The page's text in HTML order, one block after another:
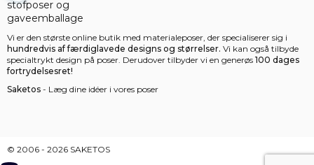
Vi er den største online butik med materialeposer, der specialiserer sig i
hundredvis af færdiglavede designs og størrelser. Vi kan også tilbyde
specialtrykt design på poser. Derudover tilbyder vi en generøs 100 dages
fortrydelsesret!
Saketos - Læg dine idéer i vores poser
© 2006 - 2026 SAKETOS